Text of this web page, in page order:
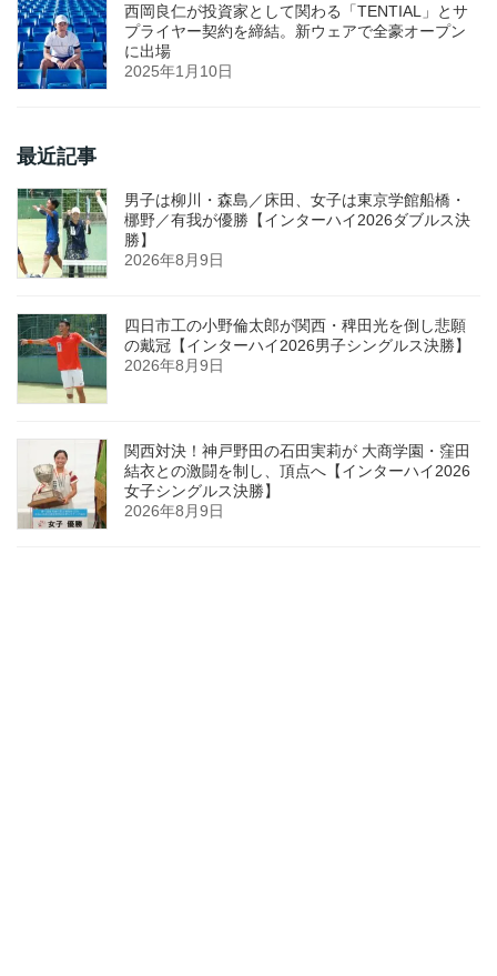
西岡良仁が投資家として関わる「TENTIAL」とサ
プライヤー契約を締結。新ウェアで全豪オープン
に出場
2025年1月10日
最近記事
男子は柳川・森島／床田、女子は東京学館船橋・
梛野／有我が優勝【インターハイ2026ダブルス決
勝】
2026年8月9日
四日市工の小野倫太郎が関西・稗田光を倒し悲願
の戴冠【インターハイ2026男子シングルス決勝】
2026年8月9日
関西対決！神戸野田の石田実莉が 大商学園・窪田
結衣との激闘を制し、頂点へ【インターハイ2026
女子シングルス決勝】
2026年8月9日